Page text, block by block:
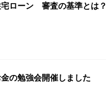
ローン 審査の基準とは？
の勉強会開催しました